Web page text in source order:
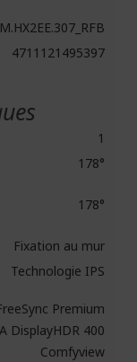
4711121495397
1
178°
178°
Fixation au mur
Technologie IPS
Premium
DisplayHDR 400
Comfyview